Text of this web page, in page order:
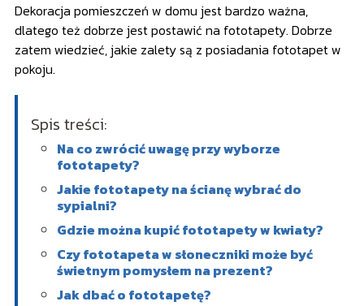
Dekoracja pomieszczeń w domu jest bardzo ważna,
dlatego też dobrze jest postawić na fototapety. Dobrze
zatem wiedzieć, jakie zalety są z posiadania fototapet w
pokoju.
Spis treści:
Na co zwrócić uwagę przy wyborze
fototapety?
Jakie fototapety na ścianę wybrać do
sypialni?
Gdzie można kupić fototapety w kwiaty?
Czy fototapeta w słoneczniki może być
świetnym pomysłem na prezent?
Jak dbać o fototapetę?